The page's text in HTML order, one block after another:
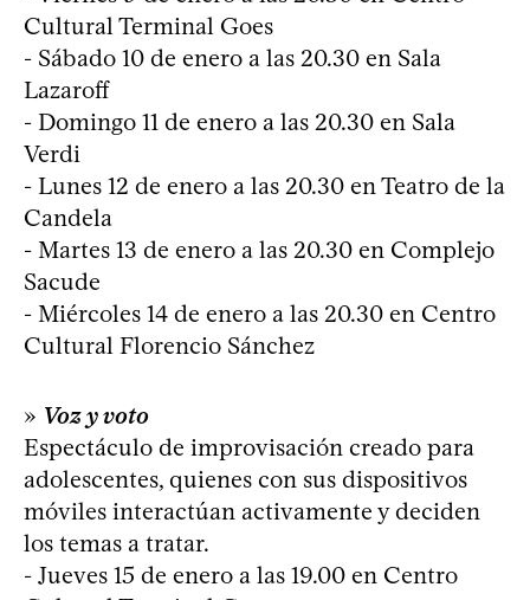
Cultural Terminal Goes
- Sábado 10 de enero a las 20.30 en Sala
Lazaroff
- Domingo 11 de enero a las 20.30 en Sala
Verdi
- Lunes 12 de enero a las 20.30 en Teatro de la
Candela
- Martes 13 de enero a las 20.30 en Complejo
Sacude
- Miércoles 14 de enero a las 20.30 en Centro
Cultural Florencio Sánchez
» Voz y voto
Espectáculo de improvisación creado para
adolescentes, quienes con sus dispositivos
móviles interactúan activamente y deciden
los temas a tratar.
- Jueves 15 de enero a las 19.00 en Centro